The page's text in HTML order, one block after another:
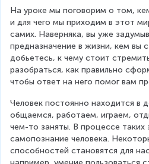
На уроке мы поговорим о том,
и для чего мы приходим в этот
самих. Наверняка, вы уже
предназначение в жизни, кем вы
добьетесь, к чему стоит
разобраться, как правильно
чтобы ответ на него помог вам
Человек постоянно находится в
общаемся, работаем, играем,
чем-то заняты. В процессе таких
самопознание человека.
способностей становятся для